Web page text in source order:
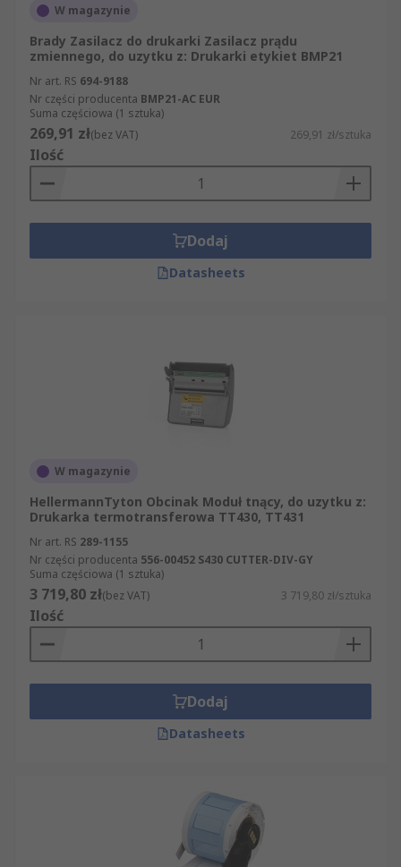
W magazynie
Brady Zasilacz do drukarki Zasilacz prądu
zmiennego, do uzytku z: Drukarki etykiet BMP21
Nr art. RS 694-9188
Nr części producenta BMP21-AC EUR
Suma częściowa (1 sztuka)
269,91 zł(bez VAT) 269,91 zł/sztuka
Ilość
Dodaj
Datasheets
W magazynie
HellermannTyton Obcinak Moduł tnący, do uzytku z:
Drukarka termotransferowa TT430, TT431
Nr art. RS 289-1155
Nr części producenta 556-00452 S430 CUTTER-DIV-GY
Suma częściowa (1 sztuka)
3 719,80 zł(bez VAT) 3 719,80 zł/sztuka
Ilość
Dodaj
Datasheets